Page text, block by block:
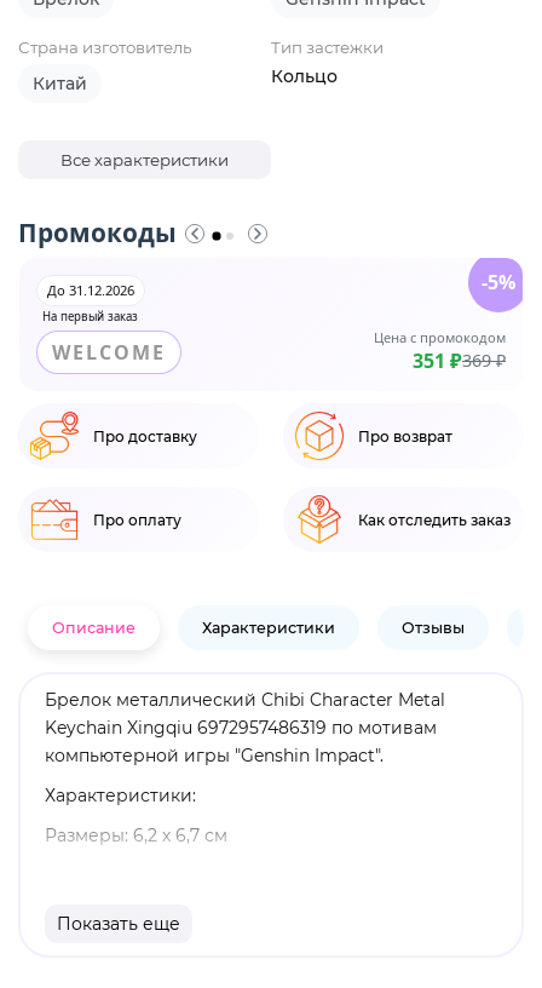
Страна изготовитель
Китай
Тип застежки
Кольцо
Все характеристики
Промокоды
На первый заказ
До 31.12.2026
WELCOME
Цена с промокодом
351 ₽369 ₽
-5%
Про доставку Про возврат
Про оплату Как отследить заказ
Описание Характеристики Отзывы
Брелок металлический Chibi Character Metal
Keychain Xingqiu 6972957486319 по мотивам
компьютерной игры "Genshin Impact".
Характеристики:
Размеры: 6,2 х 6,7 см
Оригинальный и официально лицензированный
Показать еще